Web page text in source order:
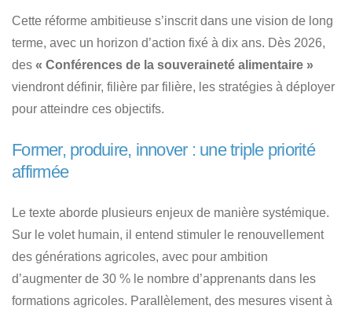
Cette réforme ambitieuse s’inscrit dans une vision de long
terme, avec un horizon d’action fixé à dix ans. Dès 2026,
des « Conférences de la souveraineté alimentaire »
viendront définir, filière par filière, les stratégies à déployer
pour atteindre ces objectifs.
Former, produire, innover : une triple priorité
affirmée
Le texte aborde plusieurs enjeux de manière systémique.
Sur le volet humain, il entend stimuler le renouvellement
des générations agricoles, avec pour ambition
d’augmenter de 30 % le nombre d’apprenants dans les
formations agricoles. Parallèlement, des mesures visent à